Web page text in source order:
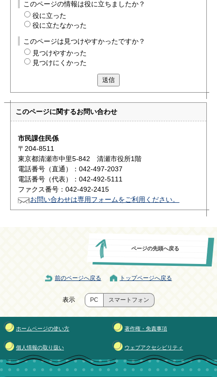
このページの情報は役に立ちましたか？
役に立った
役に立たなかった
このページは見つけやすかったですか？
見つけやすかった
見つけにくかった
送信
このページに関するお問い合わせ
市民課住民係
〒204-8511
東京都清瀬市中里5-842 清瀬市役所1階
電話番号（直通）：042-497-2037
電話番号（代表）：042-492-5111
ファクス番号：042-492-2415
お問い合わせは専用フォームをご利用ください。
ページの先頭へ戻る
前のページへ戻る トップページへ戻る
表示 PC スマートフォン
ホームページの使い方 著作権・免責事項
個人情報の取り扱い ウェブアクセシビリティ